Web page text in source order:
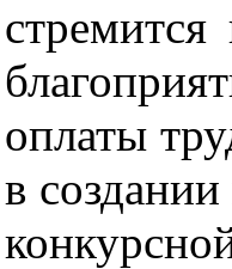
оплаты
в